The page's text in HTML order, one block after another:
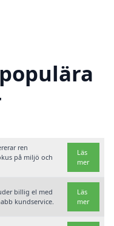
ren
på miljö och
Läs
mer
billig el med
kundservice.
Läs
mer